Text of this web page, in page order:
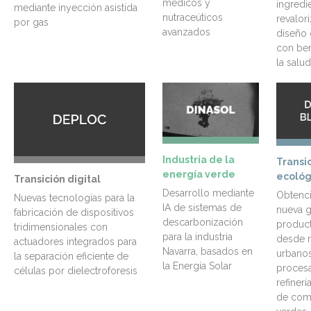
mediante inyección asistida
por gas
médicos y
nutraceúticos
avanzados
diseño
con
la
Transición digital
Nuevas tecnologías para la
fabricación de dispositivos
tridimensionales con
actuadores integrados para
la separación eficiente de
células por dielectroforesis
Industria de la
energía verde
Desarrollo mediante
IA de sistemas de
descarbonización
para la industria
Navarra, basados en
la Energía Solar
nueva
desde
de